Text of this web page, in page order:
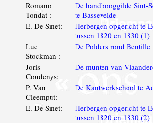
Romano
Tondat :
De handbooggilde Sint-
te Bassevelde
E. De Smet:
Herbergen opgericht te
tussen 1820 en 1830 (1)
Luc
Stockman :
De Polders rond Bentille
Joris
Coudenys:
De munten van
P. Van
Cleemput:
De Kantwerkschool te
E. De Smet:
Herbergen opgericht te
tussen 1820 en 1830 (2)